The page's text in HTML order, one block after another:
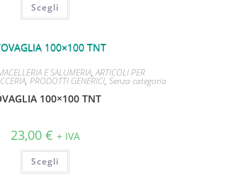
Scegli
E SALUMERIA,ARTICOLI PER
, PRODOTTI GENERICI, Senza categoria
100×100 TNT
23,00 € + IVA
Scegli